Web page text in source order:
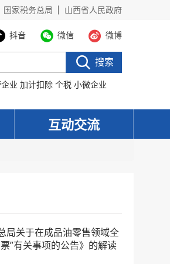
国家税务总局 山西省人民政府
抖音 微信 微博
搜索
业 加计扣除 个税 小微企业
互动交流
局关于在成品油零售领域全
”有关事项的公告》的解读